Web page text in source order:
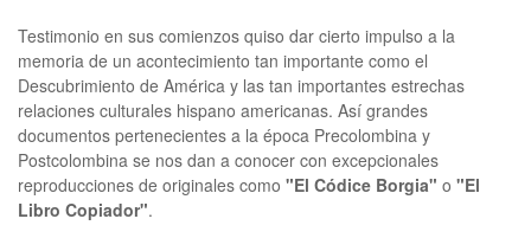
Testimonio en sus comienzos quiso dar cierto impulso a la
memoria de un acontecimiento tan importante como el
Descubrimiento de América y las tan importantes estrechas
relaciones culturales hispano americanas. Así grandes
documentos pertenecientes a la época Precolombina y
Postcolombina se nos dan a conocer con excepcionales
reproducciones de originales como "El Códice Borgia" o "El
Libro Copiador".